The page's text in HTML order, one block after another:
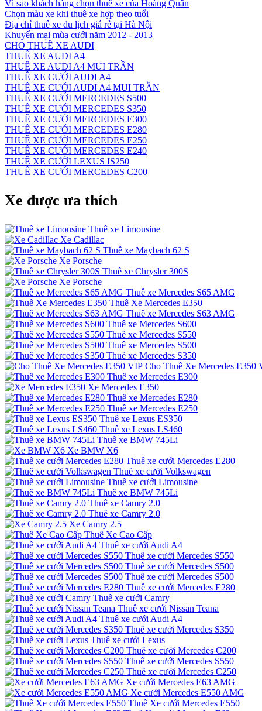
Vì sao khách hàng chọn thuê xe của Hoàng Quân
Chọn màu xe khi thuê xe hợp theo tuổi
Địa chỉ thuê xe du lịch giá rẻ tại Hà Nội
Khuyến mại mùa cưới năm 2012 - 2013
CHO THUÊ XE AUDI
THUÊ XE AUDI A4
THUÊ XE AUDI A4 MUI TRẦN
THUÊ XE CƯỚI AUDI A4
THUÊ XE CƯỚI AUDI A4 MUI TRẦN
THUÊ XE CƯỚI MERCEDES S500
THUÊ XE CƯỚI MERCEDES S350
THUÊ XE CƯỚI MERCEDES E300
THUÊ XE CƯỚI MERCEDES E280
THUÊ XE CƯỚI MERCEDES E250
THUÊ XE CƯỚI MERCEDES E240
THUÊ XE CƯỚI LEXUS IS250
THUÊ XE CƯỚI MERCEDES C200
Xe được ưa thích
Thuê xe Limousine
Xe Cadillac
Thuê xe Maybach 62 S
Xe Porsche
Thuê xe Chrysler 300S
Xe Porsche
Thuê xe Mercedes S65 AMG
Thuê Xe Mercedes E350
Thuê xe Mercedes S63 AMG
Thuê xe Mercedes S600
Thuê xe Mercedes S550
Thuê xe Mercedes S500
Thuê xe Mercedes S350
Cho Thuê Xe Mercedes E350
Thuê xe Mercedes E300
Xe Mercedes E350
Thuê xe Mercedes E280
Thuê xe Mercedes E250
Thuê xe Lexus ES350
Thuê xe Lexus LS460
Thuê xe BMW 745Li
Xe BMW X6
Thuê xe cưới Mercedes E280
Thuê xe cưới Volkswagen
Thuê xe cưới Limousine
Thuê xe BMW 745Li
Thuê xe Camry 2.0
Thuê xe Camry 2.0
Xe Camry 2.5
Thuê Xe Cao Cấp
Thuê xe cưới Audi A4
Thuê xe cưới Mercedes S550
Thuê xe cưới Mercedes S500
Thuê xe cưới Mercedes S500
Thuê xe cưới Mercedes E280
Thuê xe cưới Camry
Thuê xe cưới Nissan Teana
Thuê xe cưới Audi A4
Thuê xe cưới Mercedes S350
Thuê xe cưới Lexus
Thuê xe cưới Mercedes C200
Thuê xe cưới Mercedes S550
Thuê xe cưới Mercedes C250
Xe cưới Mercedes E63 AMG
Xe cưới Mercedes E550 AMG
Thuê Xe cưới Mercedes E550